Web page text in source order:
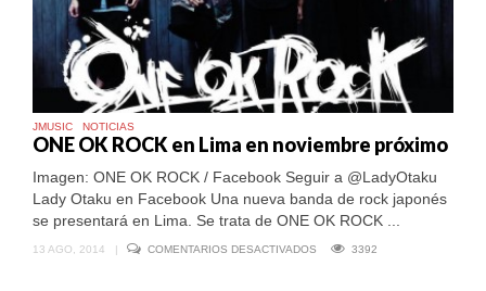
JMUSIC NOTICIAS
ONE OK ROCK en Lima en noviembre próximo
Imagen: ONE OK ROCK / Facebook Seguir a @LadyOtaku
Lady Otaku en Facebook Una nueva banda de rock japonés
se presentará en Lima. Se trata de ONE OK ROCK ...
13 AGO, 2014 | COMENTARIOS DESACTIVADOS 3392